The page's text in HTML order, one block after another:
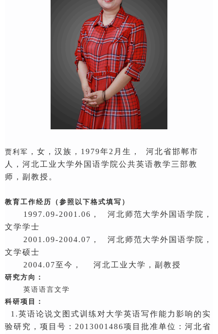
贾利军 ， 女 ， 汉族 ， 1979年2月 生，
河北省邯郸市
人
，河北工业大学外国语学院公共英语教学三部教
师，副教授 。
教育工作经历（参照以下格式填写）
1997.09-2001 .06， 河北师范大学外国语学院 ，
文学学士
2001.09-2004.07，
河北师范大学外国语学院，
文学硕士
2004.07至今，
河北工业大学，副教授
研究方向 ：
英语语言文学
科研项目：
1.英语论说文图式训练对大学英语写作能力影响的实
验研究 ， 项目号 ： 2013001486项目批准单位 ： 河北省